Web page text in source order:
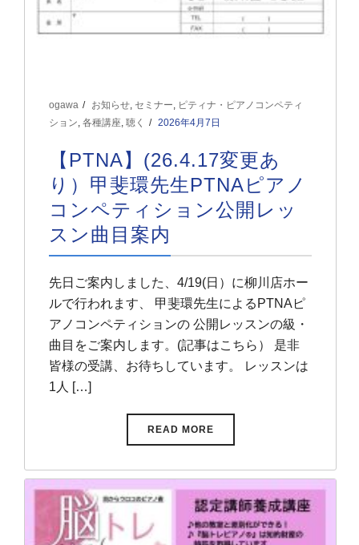
ogawa お知らせ, セミナー, ピティナ・ピアノコンペティ
ション, 各種講座, 聴く 2026年4月7日
【PTNA】(26.4.17変更あ
り）甲斐環先生PTNAピアノ
コンペティション公開レッ
スン曲目案内
先日ご案内しました、4/19(日）に柳川店ホー
ルで行われます、 甲斐環先生によるPTNAピ
アノコンペティションの 公開レッスンの級・
曲目をご案内します。(記事はこちら） 是非
皆様の受講、お待ちしています。 レッスンは
1人 […]
READ MORE